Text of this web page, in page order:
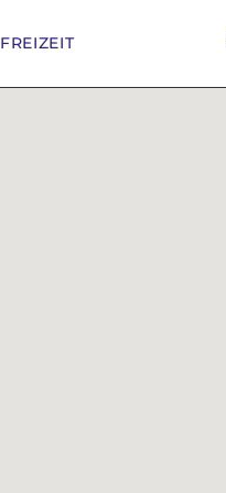
FREIZEIT